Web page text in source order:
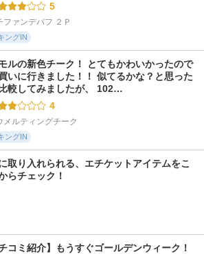
5
ファンデパフ ２Ｐ
ングIN
ルの新色チーク！ とてもかわいかったので
いに行きました！！ 似てるかな？と思った
較してみましたが、 102…
4
メルティングチーク
ングIN
取り入れられる、エチケットアイテムをこ
らチェック！
チコミ紹介】もうすぐゴールデンウィーク！